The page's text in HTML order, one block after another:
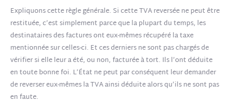
Expliquons cette règle générale. Si cette TVA reversée ne peut être
restituée, c’est simplement parce que la plupart du temps, les
destinataires des factures ont eux-mêmes récupéré la taxe
mentionnée sur celles-ci. Et ces derniers ne sont pas chargés de
vérifier si elle leur a été, ou non, facturée à tort. Ils l’ont déduite
en toute bonne foi. L’État ne peut par conséquent leur demander
de reverser eux-mêmes la TVA ainsi déduite alors qu’ils ne sont pas
en faute.